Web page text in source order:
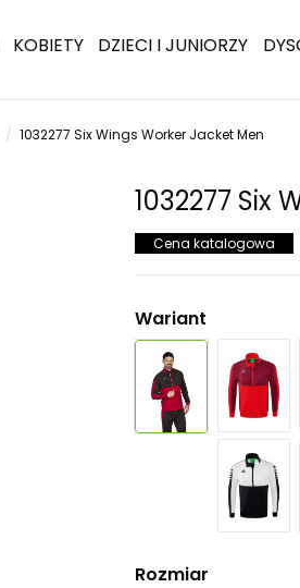
KOBIETY DZIECI I JUNIORZY
1032277 Six Wings Worker Jacket Men
1032277 Six
Cena katalogowa
Wariant
Rozmiar